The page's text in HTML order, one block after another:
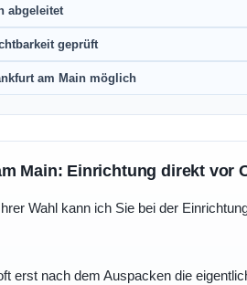
abgeleitet
geprüft
am Main möglich
Main: Einrichtung direkt vor
Wahl kann ich Sie bei der
erst nach dem Auspacken die